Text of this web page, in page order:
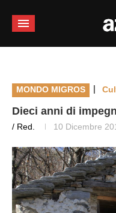
MONDO MIGROS |
Dieci anni di
/ Red. 10 Dicembre